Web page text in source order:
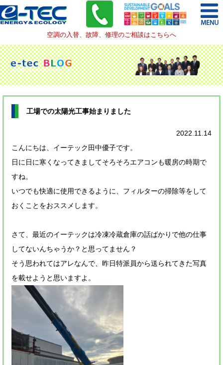
空調の入替、故障、修理のご相談はこちらへ
工場での太陽光工事始まりました
2022.11.14
こんにちは、イーテック田中優子です。
日に日に寒くなってきましてそろそろエアコンも暖房の時期で
すね。
いつでも快適に使用できるように、フィルターの掃除等をして
おくことをおススメします。
さて、最近のイーテックは冷凍冷蔵倉庫の話ばかりで他の仕事
してないんちゃうか？と思ってません？
そう思われてはアレなんで、昨日特派員から送られてきた写真
を載せようと思いますよ。